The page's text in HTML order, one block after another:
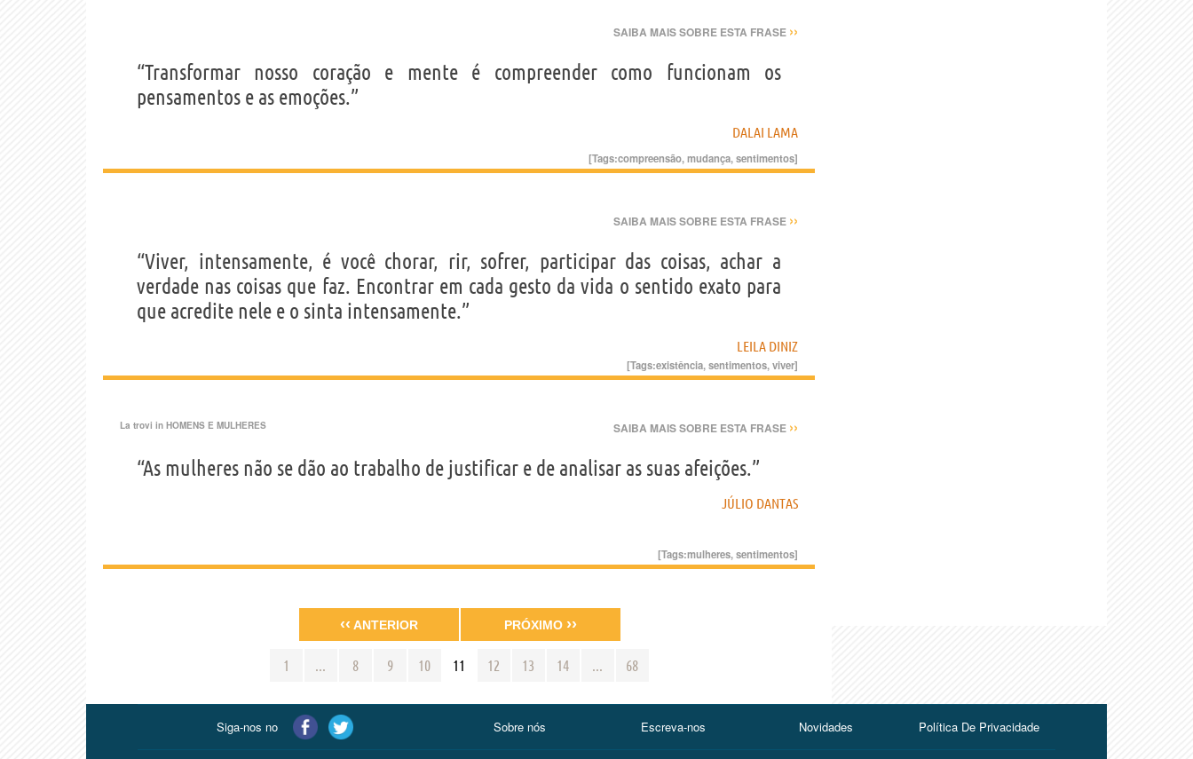
SAIBA MAIS SOBRE ESTA FRASE ››
“Transformar nosso coração e mente é compreender como funcionam os
pensamentos e as emoções.”
DALAI LAMA
[Tags:compreensão,mudança,sentimentos]
SAIBA MAIS SOBRE ESTA FRASE ››
“Viver, intensamente, é você chorar, rir, sofrer, participar das coisas, achar a
verdade nas coisas que faz. Encontrar em cada gesto da vida o sentido exato para
que acredite nele e o sinta intensamente.”
LEILA DINIZ
[Tags:existência,sentimentos,viver]
La trovi in HOMENS E MULHERES SAIBA MAIS SOBRE ESTA FRASE ››
“As mulheres não se dão ao trabalho de justificar e de analisar as suas afeições.”
JÚLIO DANTAS
[Tags:mulheres,sentimentos]
‹‹ ANTERIOR
1 ... 8 9 10 11 12 13 14 ... 68
PRÓXIMO ››
Siga-nos no Sobre nós Escreva-nos Novidades Política De Privacidade